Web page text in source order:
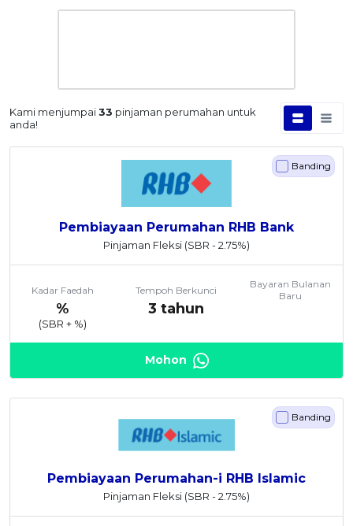
Kami menjumpai33 pinjaman perumahan untuk
anda!
Pembiayaan Perumahan RHB Bank
Pinjaman Fleksi (SBR - 2.75%)
Kadar Faedah
%
(SBR + %)
Tempoh Berkunci
3 tahun
Bayaran Bulanan
Baru
Banding
Mohon
Pembiayaan Perumahan-i RHB Islamic
Pinjaman Fleksi (SBR - 2.75%)
Banding